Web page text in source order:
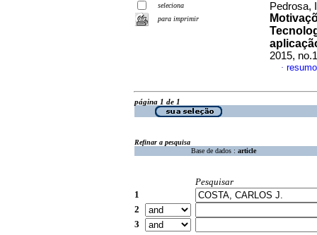
seleciona
para imprimir
Pedrosa,
2015,
·
página 1 de 1
Refinar a pesquisa
Base de dados : article
Pesquisar
1
2
3